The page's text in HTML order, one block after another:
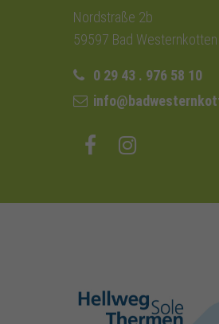
Nordstraße 2b
59597 Bad Westernkotten
0 29 43 . 976 58 10
hellweg-sole-